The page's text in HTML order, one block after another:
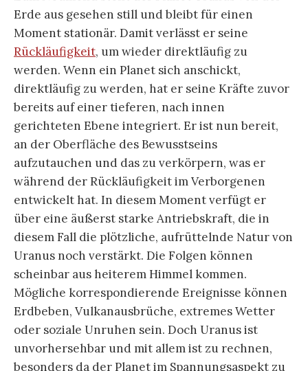
Erde aus gesehen still und bleibt für einen
Moment stationär. Damit verlässt er seine
Rückläufigkeit, um wieder direktläufig zu
werden. Wenn ein Planet sich anschickt,
direktläufig zu werden, hat er seine Kräfte zuvor
bereits auf einer tieferen, nach innen
gerichteten Ebene integriert. Er ist nun bereit,
an der Oberfläche des Bewusstseins
aufzutauchen und das zu verkörpern, was er
während der Rückläufigkeit im Verborgenen
entwickelt hat. In diesem Moment verfügt er
über eine äußerst starke Antriebskraft, die in
diesem Fall die plötzliche, aufrüttelnde Natur von
Uranus noch verstärkt. Die Folgen können
scheinbar aus heiterem Himmel kommen.
Mögliche korrespondierende Ereignisse können
Erdbeben, Vulkanausbrüche, extremes Wetter
oder soziale Unruhen sein. Doch Uranus ist
unvorhersehbar und mit allem ist zu rechnen,
besonders da der Planet im Spannungsaspekt zu